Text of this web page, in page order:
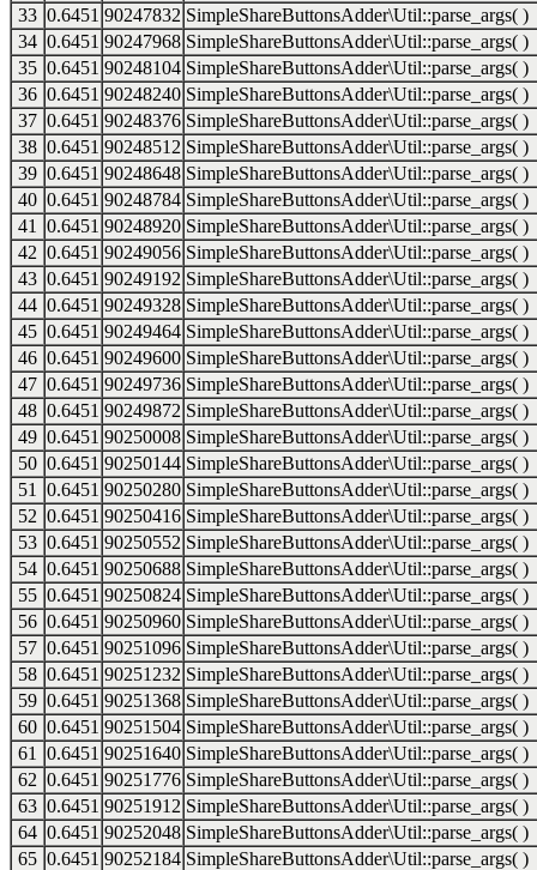
33 0.6451 90247832 SimpleShareButtonsAdder\Util::parse_args( )
34 0.6451 90247968 SimpleShareButtonsAdder\Util::parse_args( )
35 0.6451 90248104 SimpleShareButtonsAdder\Util::parse_args( )
36 0.6451 90248240 SimpleShareButtonsAdder\Util::parse_args( )
37 0.6451 90248376 SimpleShareButtonsAdder\Util::parse_args( )
38 0.6451 90248512 SimpleShareButtonsAdder\Util::parse_args( )
39 0.6451 90248648 SimpleShareButtonsAdder\Util::parse_args( )
40 0.6451 90248784 SimpleShareButtonsAdder\Util::parse_args( )
41
0.6451 90248920 SimpleShareButtonsAdder\Util::parse_args( )
42 0.6451 90249056 SimpleShareButtonsAdder\Util::parse_args( )
43 0.6451 90249192 SimpleShareButtonsAdder\Util::parse_args( )
44 0.6451 90249328 SimpleShareButtonsAdder\Util::parse_args( )
45 0.6451 90249464 SimpleShareButtonsAdder\Util::parse_args( )
46 0.6451 90249600 SimpleShareButtonsAdder\Util::parse_args( )
47 0.6451 90249736 SimpleShareButtonsAdder\Util::parse_args( )
48 0.6451 90249872 SimpleShareButtonsAdder\Util::parse_args( )
49 0.6451 90250008 SimpleShareButtonsAdder\Util::parse_args( )
50 0.6451 90250144 SimpleShareButtonsAdder\Util::parse_args( )
51
0.6451 90250280 SimpleShareButtonsAdder\Util::parse_args( )
52 0.6451 90250416 SimpleShareButtonsAdder\Util::parse_args( )
53 0.6451 90250552 SimpleShareButtonsAdder\Util::parse_args( )
54 0.6451 90250688 SimpleShareButtonsAdder\Util::parse_args( )
55 0.6451 90250824 SimpleShareButtonsAdder\Util::parse_args( )
56 0.6451 90250960 SimpleShareButtonsAdder\Util::parse_args( )
57 0.6451 90251096 SimpleShareButtonsAdder\Util::parse_args( )
58 0.6451 90251232 SimpleShareButtonsAdder\Util::parse_args( )
59 0.6451 90251368 SimpleShareButtonsAdder\Util::parse_args( )
60 0.6451 90251504 SimpleShareButtonsAdder\Util::parse_args( )
61
0.6451 90251640 SimpleShareButtonsAdder\Util::parse_args( )
62 0.6451 90251776 SimpleShareButtonsAdder\Util::parse_args( )
63 0.6451 90251912 SimpleShareButtonsAdder\Util::parse_args( )
64 0.6451 90252048 SimpleShareButtonsAdder\Util::parse_args( )
65 0.6451 90252184 SimpleShareButtonsAdder\Util::parse_args( )